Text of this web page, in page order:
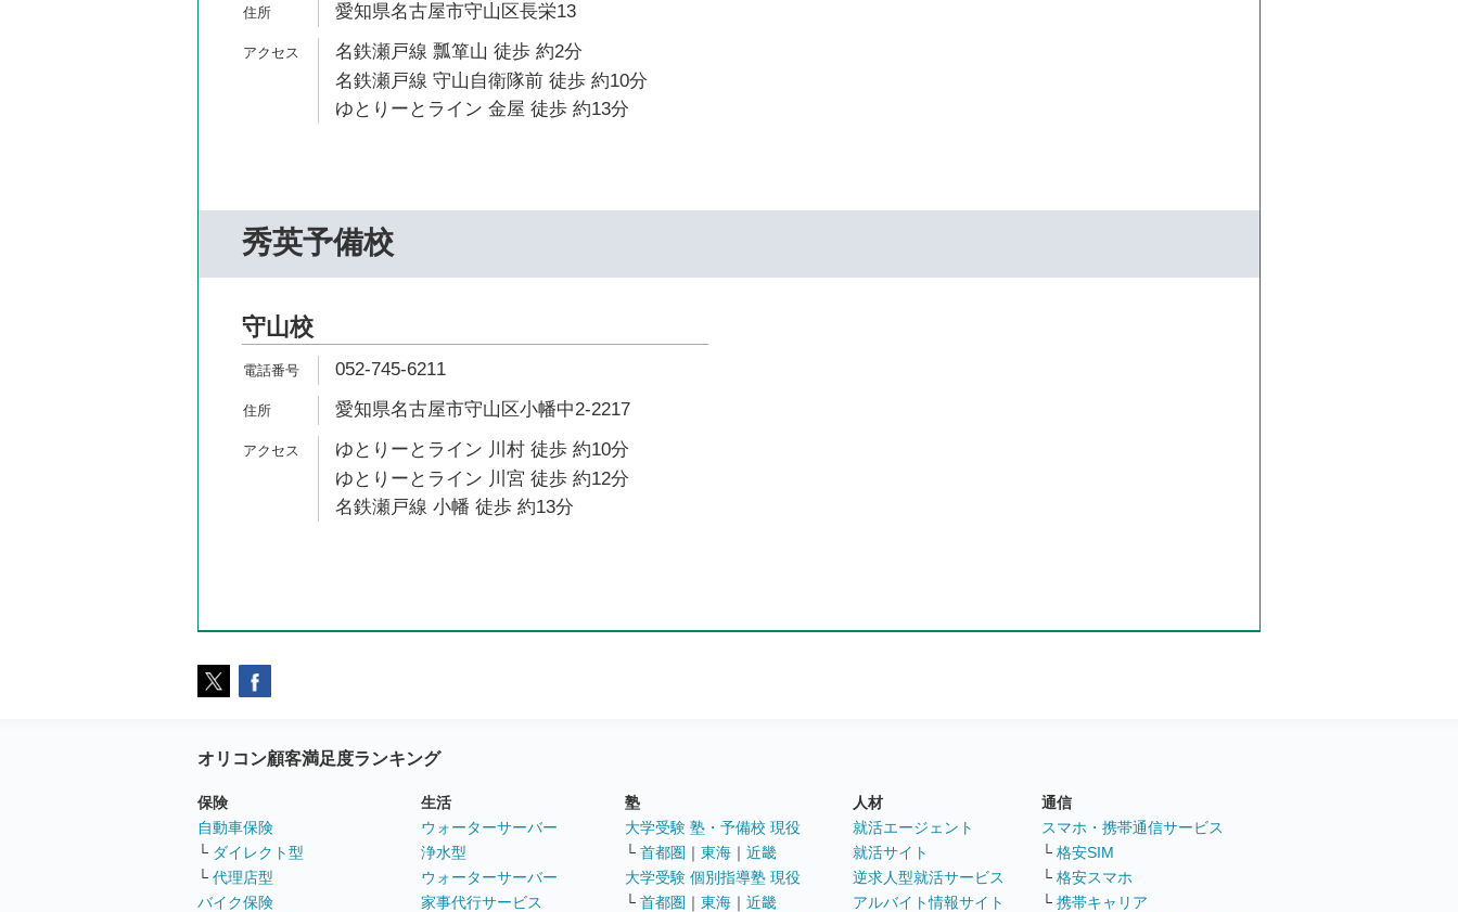
愛知県名古屋市守山区長栄13
名鉄瀬戸線 瓢箪山 徒歩 約2分
名鉄瀬戸線 守山自衛隊前 徒歩 約10分
ゆとりーとライン 金屋 徒歩 約13分
秀英予備校
守山校
052-745-6211
愛知県名古屋市守山区小幡中2-2217
ゆとりーとライン 川村 徒歩 約10分
ゆとりーとライン 川宮 徒歩 約12分
名鉄瀬戸線 小幡 徒歩 約13分
オリコン顧客満足度ランキング
保険
自動車保険
└ ダイレクト型
└ 代理店型
バイク保険
生活
ウォーターサーバー
浄水型
ウォーターサーバー
家事代行サービス
塾
大学受験 塾・予備校 現役
└ 首都圏 ｜ 東海 ｜ 近畿
大学受験 個別指導塾 現役
└ 首都圏 ｜ 東海 ｜ 近畿
人材
就活エージェント
就活サイト
逆求人型就活サービス
アルバイト情報サイト
通信
スマホ・携帯通信サービス
└ 格安SIM
└ 格安スマホ
└ 携帯キャリア